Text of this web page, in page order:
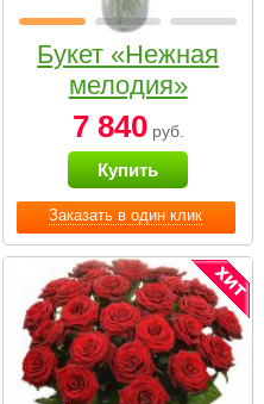
Заказать в один клик
Букет «Нежная
мелодия»
7 840руб.
Купить